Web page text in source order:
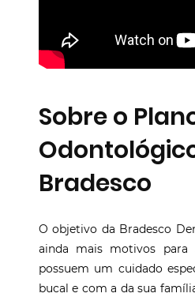
Sobre o
Bradesco
O objetivo da Bradesco
ainda mais motivos para
possuem um cuidado
bucal e com a da sua